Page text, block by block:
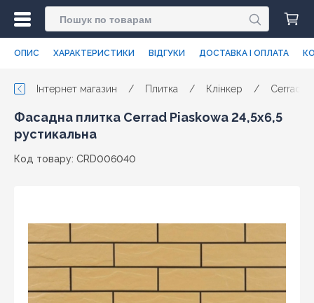
ОПИС ХАРАКТЕРИСТИКИ ВІДГУКИ ДОСТАВКА І ОПЛАТА
Інтернет магазин / Плитка / Клінкер / Cerrad
Фасадна плитка Cerrad Piaskowa 24,5x6,5
рустикальна
Код товару: CRD006040